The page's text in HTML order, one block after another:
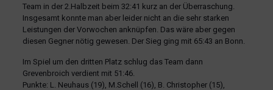
Team in der 2.Halbzeit beim 32:41 kurz an der Überraschung.
Insgesamt konnte man aber leider nicht an die sehr starken
Leistungen der Vorwochen anknüpfen. Das wäre aber gegen
diesen Gegner nötig gewesen. Der Sieg ging mit 65:43 an Bonn.
Im Spiel um den dritten Platz schlug das Team dann
Grevenbroich verdient mit 51:46.
Punkte: L. Neuhaus (19), M.Schell (16), B. Christopher (15),